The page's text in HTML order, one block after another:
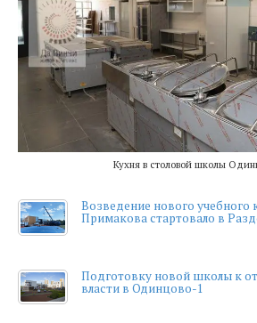
Кухня в столовой школы
Возведение нового учебного
Примакова стартовало в
Подготовку новой школы к
власти в Одинцово-1